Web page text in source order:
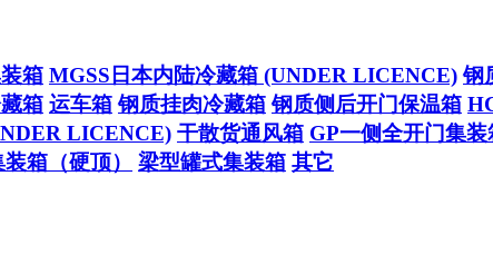
箱 MGSS日本内陆冷藏箱 (UNDER LICENCE) 钢
箱 运车箱 钢质挂肉冷藏箱 钢质侧后开门保温箱
LICENCE) 干散货通风箱 GP一侧全开门集装
箱（硬顶） 梁型罐式集装箱 其它